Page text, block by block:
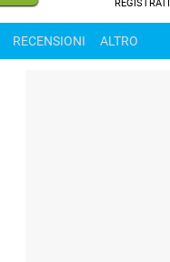
REGISTRATI
RECENSIONI ALTRO